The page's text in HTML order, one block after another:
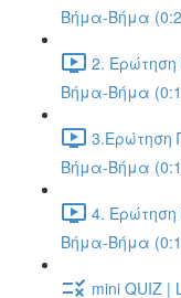
Βήμα-Βήμα
2. Ερώτηση
Βήμα-Βήμα
3.Ερώτηση
Βήμα-Βήμα
4. Ερώτηση
Βήμα-Βήμα
mini QUIZ |